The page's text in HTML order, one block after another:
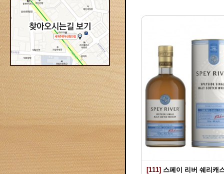
[111] 스페이 리버 쉐리캐